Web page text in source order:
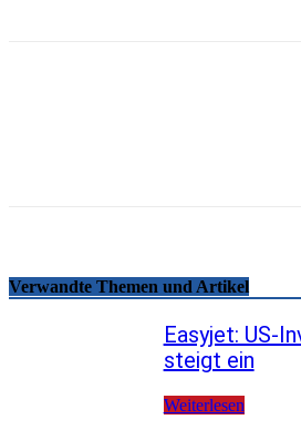
Verwandte Themen und Artikel
Easyjet: US-
steigt ein
Weiterlesen